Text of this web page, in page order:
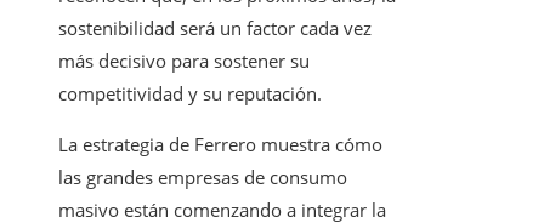
sostenibilidad será un factor cada vez
más decisivo para sostener su
competitividad y su reputación.
La estrategia de Ferrero muestra cómo
las grandes empresas de consumo
masivo están comenzando a integrar la